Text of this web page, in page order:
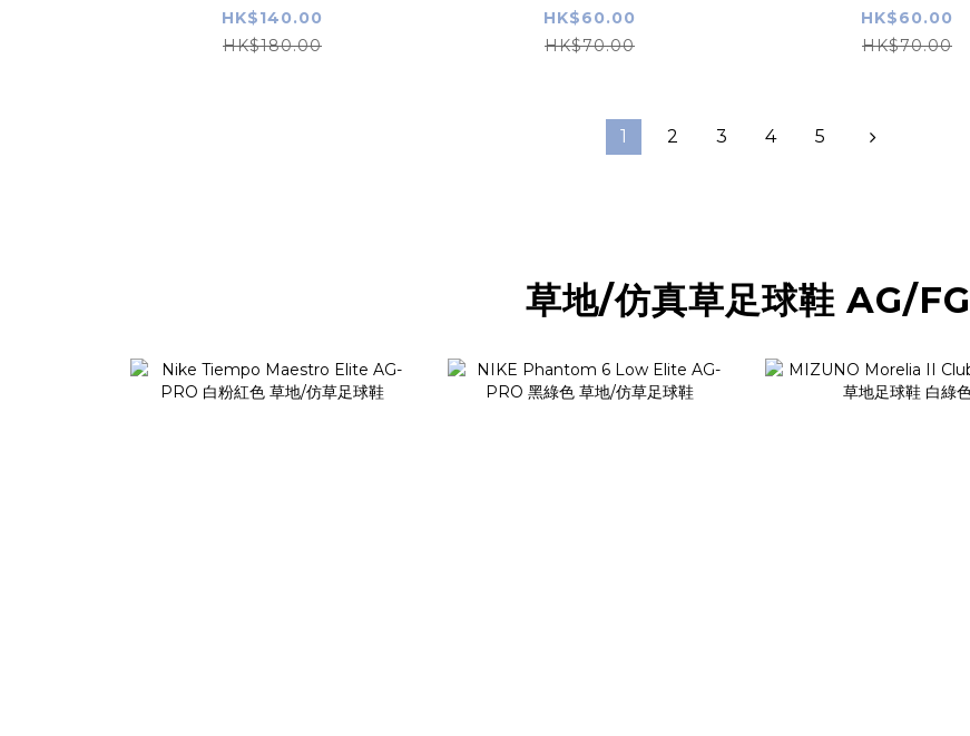
HK$140.00
HK$180.00
SIZE
HK$60.00
HK$70.00
SIZE
HK$60.00
HK$70.00
1 2 3 4 5
草地/仿真草足球鞋 AG/FG